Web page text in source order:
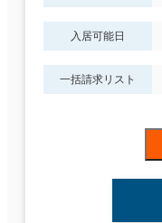
入居可能日
一括請求リスト